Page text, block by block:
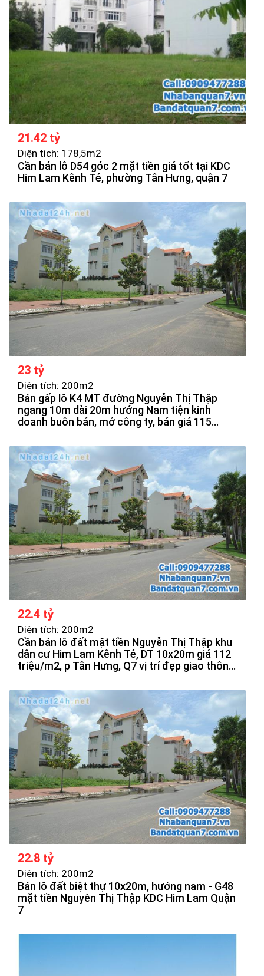
21.42 tỷ
Diện tích: 178,5m2
Cần bán lô D54 góc 2 mặt tiền giá tốt tại KDC
Him Lam Kênh Tẻ, phường Tân Hưng, quận 7
23 tỷ
Diện tích: 200m2
Bán gấp lô K4 MT đường Nguyễn Thị Thập
ngang 10m dài 20m hướng Nam tiện kinh
doanh buôn bán, mở công ty, bán giá 115
22.4 tỷ
Diện tích: 200m2
Cần bán lô đất mặt tiền Nguyễn Thị Thập khu
dân cư Him Lam Kênh Tẻ, DT 10x20m giá 112
triệu/m2, p Tân Hưng, Q7 vị trí đẹp giao thông
22.8 tỷ
Diện tích: 200m2
Bán lô đất biệt thự 10x20m, hướng nam - G48
mặt tiền Nguyễn Thị Thập KDC Him Lam Quận
7